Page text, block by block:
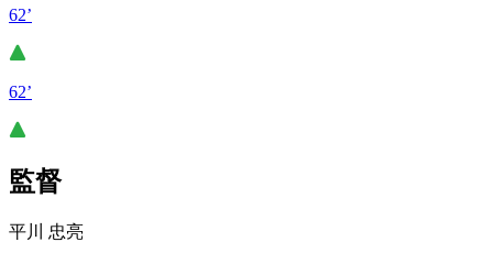
62’
62’
監督
平川 忠亮